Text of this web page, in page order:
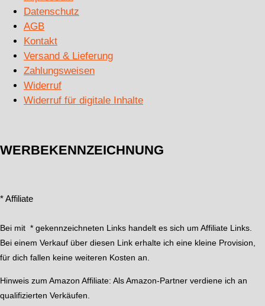
Datenschutz
AGB
Kontakt
Versand & Lieferung
Zahlungsweisen
Widerruf
Widerruf für digitale Inhalte
WERBEKENNZEICHNUNG
* Affiliate
Bei mit * gekennzeichneten Links handelt es sich um Affiliate Links.
Bei einem Verkauf über diesen Link erhalte ich eine kleine Provision,
für dich fallen keine weiteren Kosten an.
Hinweis zum Amazon Affiliate: Als Amazon-Partner verdiene ich an
qualifizierten Verkäufen.